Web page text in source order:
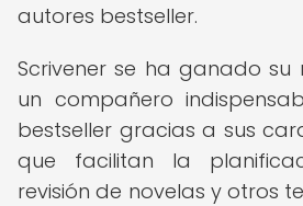
autores bestseller.
Scrivener se ha ganado
un compañero
bestseller gracias a sus
que facilitan la
revisión de novelas y otros